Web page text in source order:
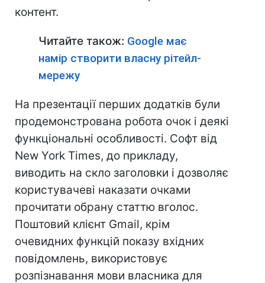
контент.
Читайте також: Google має
намір створити власну рітейл-
мережу
На презентації перших додатків були
продемонстрована робота очок і деякі
функціональні особливості. Софт від
New York Times, до прикладу,
виводить на скло заголовки і дозволяє
користувачеві наказати очками
прочитати обрану статтю вголос.
Поштовий клієнт Gmail, крім
очевидних функцій показу вхідних
повідомлень, використовує
розпізнавання мови власника для